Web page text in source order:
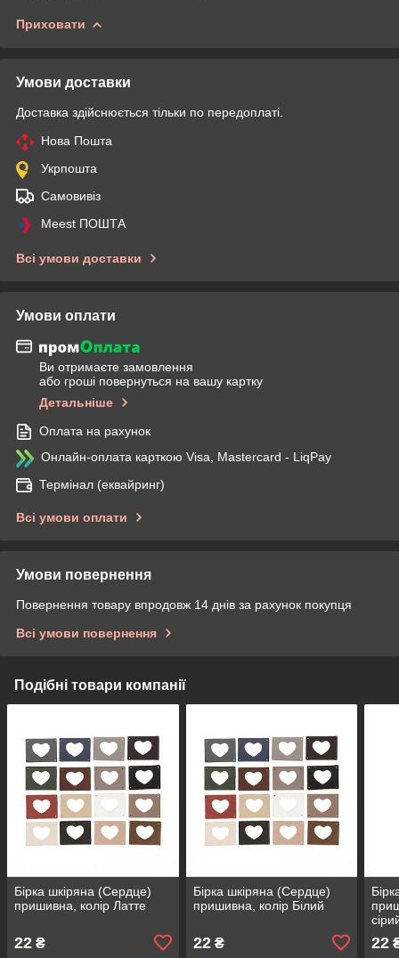
Приховати
Умови доставки
Доставка здійснюється тільки по передоплаті.
Нова Пошта
Укрпошта
Самовивіз
Meest ПОШТА
Всі умови доставки
Умови оплати
Ви отримаєте замовлення
або гроші повернуться на вашу картку
Детальніше
Оплата на рахунок
Онлайн-оплата карткою Visa, Mastercard - LiqPay
Термінал (еквайринг)
Всі умови оплати
Умови повернення
Повернення товару впродовж 14 днів за рахунок покупця
Всі умови повернення
Подібні товари компанії
Бірка шкіряна (Сердце)
пришивна, колір Латте
22 ₴
Бірка шкіряна (Сердце)
пришивна, колір Білий
22₴ 22